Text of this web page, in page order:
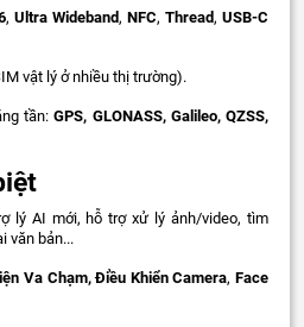
, Ultra Wideband, NFC, Thread, USB-C
vật lý ở nhiều thị trường).
tần:GPS, GLONASS, Galileo, QZSS,
lý AI mới, hỗ trợ xử lý ảnh/video, tìm
văn bản...
Va Chạm, Điều Khiển Camera,Face